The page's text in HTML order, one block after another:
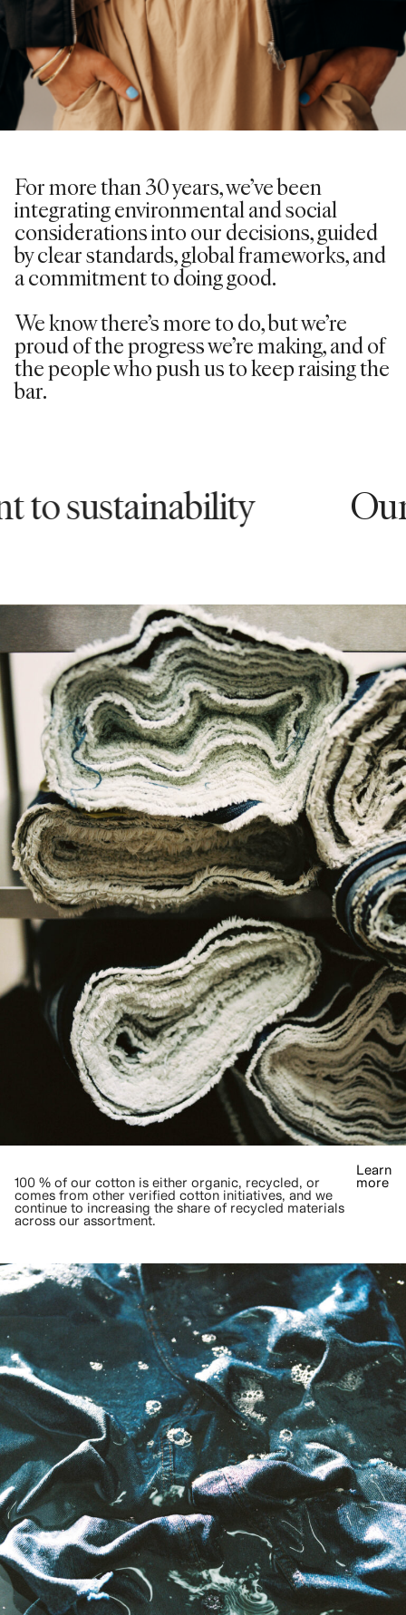
For more than 30 years,we’vebeen
integrating environmental and social
considerations into our decisions, guided
by clear standards, global frameworks, and
a commitment to doing good.
We know there’s more to do, but we’re
proud of the progress we’re making, and of
the people who push us to keep raising the
bar.
Our
100 % of our cotton is either organic, recycled, or
comes from other verified cotton initiatives, and we
continue to increasing the share of recycled materials
across our assortment.
Learn
more